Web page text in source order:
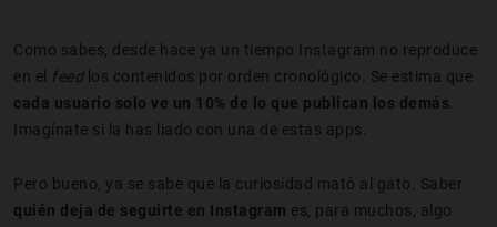
Como sabes, desde hace ya un tiempo Instagram no reproduce
en el feed los contenidos por orden cronológico. Se estima que
cada usuario solo ve un 10% de lo que publican los demás.
Imagínate si la has liado con una de estas apps.
Pero bueno, ya se sabe que la curiosidad mató al gato. Saber
quién deja de seguirte en Instagram es, para muchos, algo